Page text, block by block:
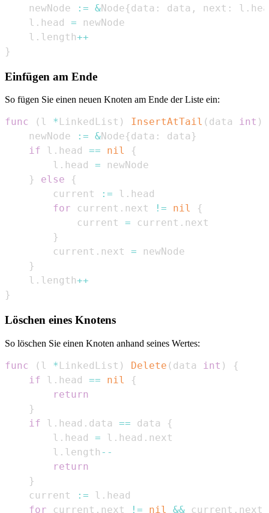
    newNode
:= &Node{data : data , next : l .
    l
. head =
    l
. length++
}
Einfügen am Ende
So fügen Sie einen neuen Knoten am Ende der Liste ein:
func ( l * LinkedList ) InsertAtTail ( data int )
    newNode
:= &Node{data : data }
if l . head == nil
{
        l
. head =
}
else
{
        current
:= l .
for current . next != nil
{
            current
= current .
}
        current
. next =
}
    l
. length++
}
Löschen eines Knotens
So löschen Sie einen Knoten anhand seines Wertes:
func ( l * LinkedList ) Delete ( data int )
{
if l . head == nil
{
return
}
if l . head . data == data
{
        l
. head = l . head .
        l
. length --
return
}
    current
:= l .
for current . next != nil && current . next